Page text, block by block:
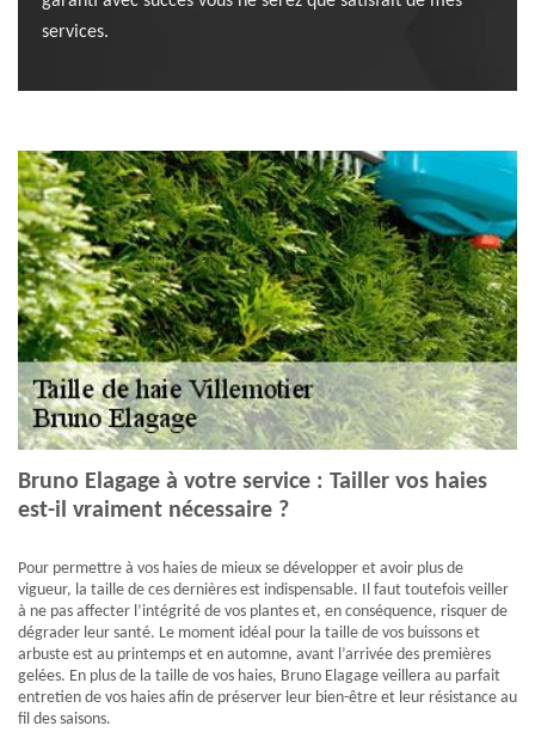
services.
Bruno Elagage à votre service : Tailler vos haies
est-il vraiment nécessaire ?
Pour permettre à vos haies de mieux se développer et avoir plus de
vigueur, la taille de ces dernières est indispensable. Il faut toutefois veiller
à ne pas affecter l’intégrité de vos plantes et, en conséquence, risquer de
dégrader leur santé. Le moment idéal pour la taille de vos buissons et
arbuste est au printemps et en automne, avant l’arrivée des premières
gelées. En plus de la taille de vos haies, Bruno Elagage veillera au parfait
entretien de vos haies afin de préserver leur bien-être et leur résistance au
fil des saisons.